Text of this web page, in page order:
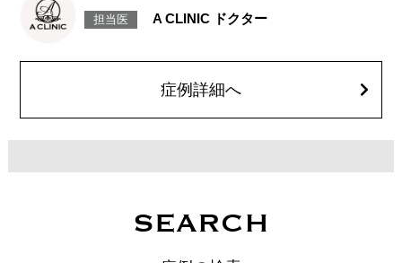
施術時間：約15分程
リスク、副作用：腫れ、赤み、内出血、痛み、突っ張り感などが生じるこ
は1〜2週間ほどお控えください。ボトックス注入後は男性は3か月、女性
は2か月避妊して頂くようお願いします。
担当医 A CLINIC ドクター
症例詳細へ
SEARCH